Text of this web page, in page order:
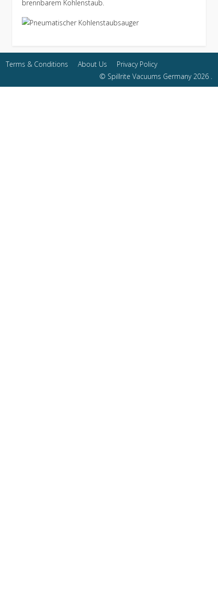
brennbarem Kohlenstaub.
Terms & Conditions About Us
Privacy Policy
© Spillrite Vacuums Germany 2026 .